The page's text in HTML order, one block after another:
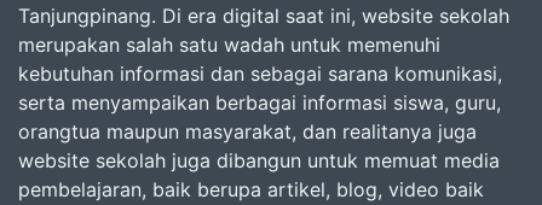
Tanjungpinang. Di era digital saat ini, website sekolah
merupakan salah satu wadah untuk memenuhi
kebutuhan informasi dan sebagai sarana komunikasi,
serta menyampaikan berbagai informasi siswa, guru,
orangtua maupun masyarakat, dan realitanya juga
website sekolah juga dibangun untuk memuat media
pembelajaran, baik berupa artikel, blog, video baik